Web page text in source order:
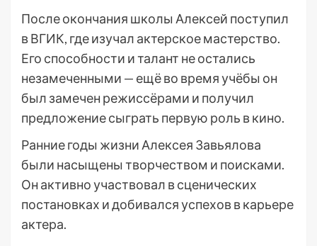
После окончания школы Алексей поступил
в ВГИК, где изучал актерское мастерство.
Его способности и талант не остались
незамеченными — ещё во время учёбы он
был замечен режиссёрами и получил
предложение сыграть первую роль в кино.
Ранние годы жизни Алексея Завьялова
были насыщены творчеством и поисками.
Он активно участвовал в сценических
постановках и добивался успехов в карьере
актера.